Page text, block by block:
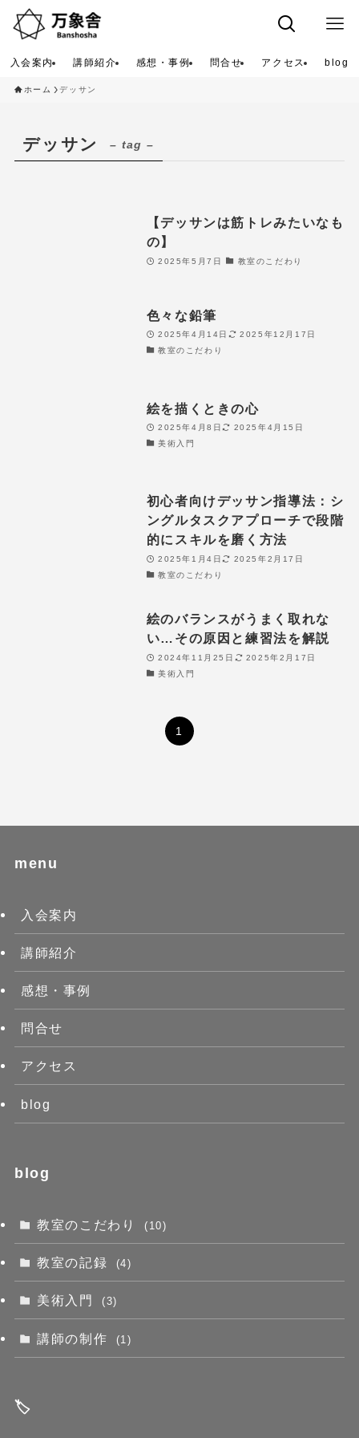
入会案内 講師紹介 感想・事例 問合せ アクセス blog
ホーム デッサン
デッサン – tag –
【デッサンは筋トレみたいなも
の】
2025年5月7日 教室のこだわり
色々な鉛筆
2025年4月14日
2025年12月17日
教室のこだわり
絵を描くときの心
2025年4月8日
2025年4月15日
美術入門
初心者向けデッサン指導法：シ
ングルタスクアプローチで段階
的にスキルを磨く方法
2025年1月4日
2025年2月17日
教室のこだわり
絵のバランスがうまく取れな
い…その原因と練習法を解説
2024年11月25日
2025年2月17日
美術入門
1
menu
入会案内
講師紹介
感想・事例
問合せ
アクセス
blog
blog
教室のこだわり (10)
教室の記録 (4)
美術入門 (3)
講師の制作 (1)
🏷️